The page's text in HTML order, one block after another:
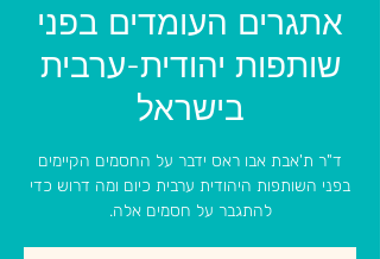
אתגרים העומדים בפני
שותפות יהודית-ערבית
בישראל
ד"ר ת'אבת אבו ראס ידבר על החסמים הקיימים
בפני השותפות היהודית ערבית כיום ומה דרוש כדי
להתגבר על חסמים אלה.